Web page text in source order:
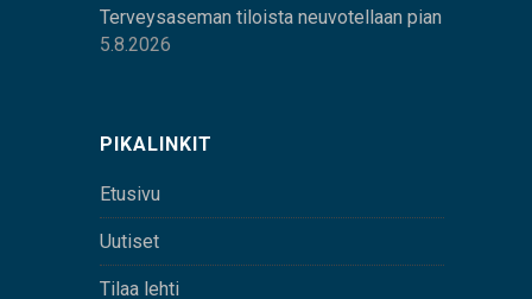
Terveysaseman tiloista neuvotellaan pian
5.8.2026
PIKALINKIT
Etusivu
Uutiset
Tilaa lehti